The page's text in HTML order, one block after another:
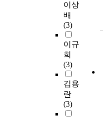
이상
배
(3)
이규
희
(3)
김용
란
(3)